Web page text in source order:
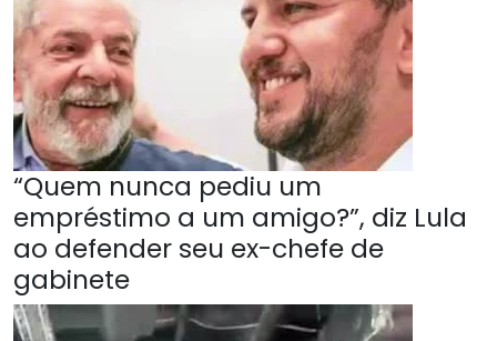
“Quem nunca pediu um
empréstimo a um amigo?”, diz Lula
ao defender seu ex-chefe de
gabinete